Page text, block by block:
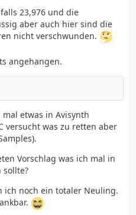
23,976 und die
aber auch hier sind die
nicht verschwunden.
angehangen.
etwas in Avisynth
versucht was zu retten aber
Vorschlag was ich mal in
sollte?
ich noch ein totaler Neuling.